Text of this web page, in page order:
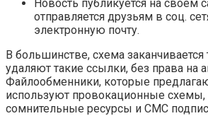
Новость публикуется на своем
отправляется друзьям в соц.
электронную почту.
В большинстве, схема
удаляют такие ссылки, без права на
Файлообменники, которые
используют провокационные схемы,
сомнительные ресурсы и СМС